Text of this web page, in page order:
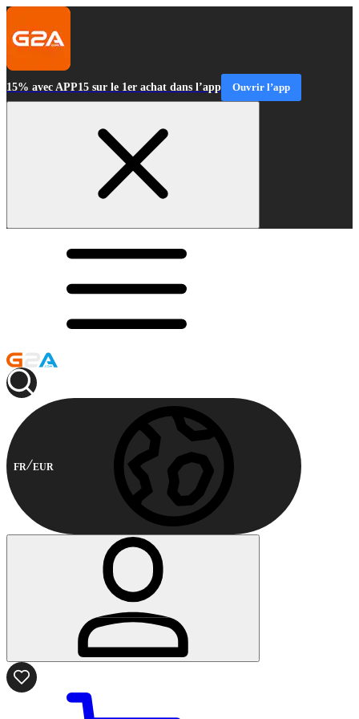
15% avec APP15 sur le 1er achat dans l’app Ouvrir l’app
FR EUR